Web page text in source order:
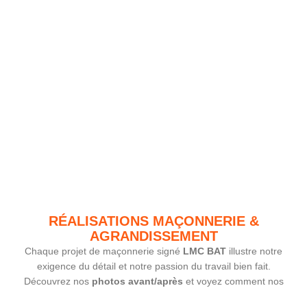
RÉALISATIONS MAÇONNERIE &
AGRANDISSEMENT
Chaque projet de maçonnerie signé LMC BAT illustre notre
exigence du détail et notre passion du travail bien fait.
Découvrez nos photos avant/après et voyez comment nos